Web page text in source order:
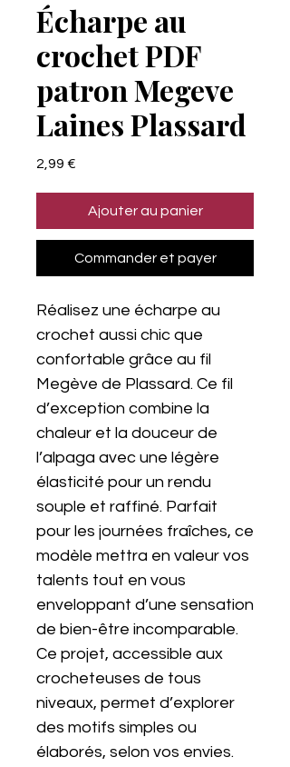
Écharpe au
crochet PDF
patron Megeve
Laines Plassard
2,99 €
Ajouter au panier
Commander et payer
Réalisez une écharpe au
crochet aussi chic que
confortable grâce au fil
Megève de Plassard. Ce fil
d’exception combine la
chaleur et la douceur de
l’alpaga avec une légère
élasticité pour un rendu
souple et raffiné. Parfait
pour les journées fraîches, ce
modèle mettra en valeur vos
talents tout en vous
enveloppant d’une sensation
de bien-être incomparable.
Ce projet, accessible aux
crocheteuses de tous
niveaux, permet d’explorer
des motifs simples ou
élaborés, selon vos envies.